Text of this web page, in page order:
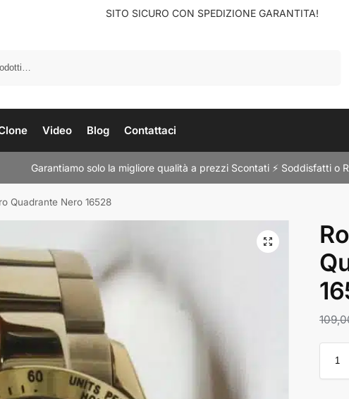
SITO SICURO CON SPEDIZIONE GARANTITA!
Video Blog Contattaci
Garantiamo solo la migliore qualità a prezzi Scontati ⚡ Soddisfatti o
Quadrante Nero 16528